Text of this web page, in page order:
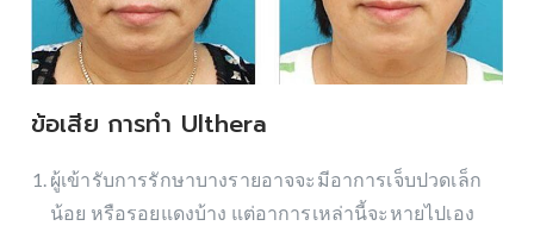
ข้อเสีย การทำ Ulthera
ผู้เข้ารับการรักษาบางรายอาจจะมีอาการเจ็บปวดเล็ก
น้อย หรือรอยแดงบ้าง แต่อาการเหล่านี้จะหายไปเอง